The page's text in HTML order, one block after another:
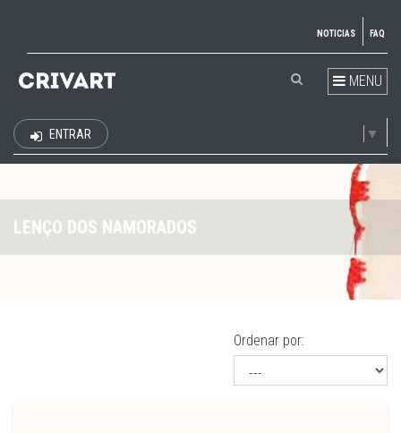
NOTICIAS FAQ
MENU
▼
ENTRAR
LENÇO DOS NAMORADOS
Ordenar por: